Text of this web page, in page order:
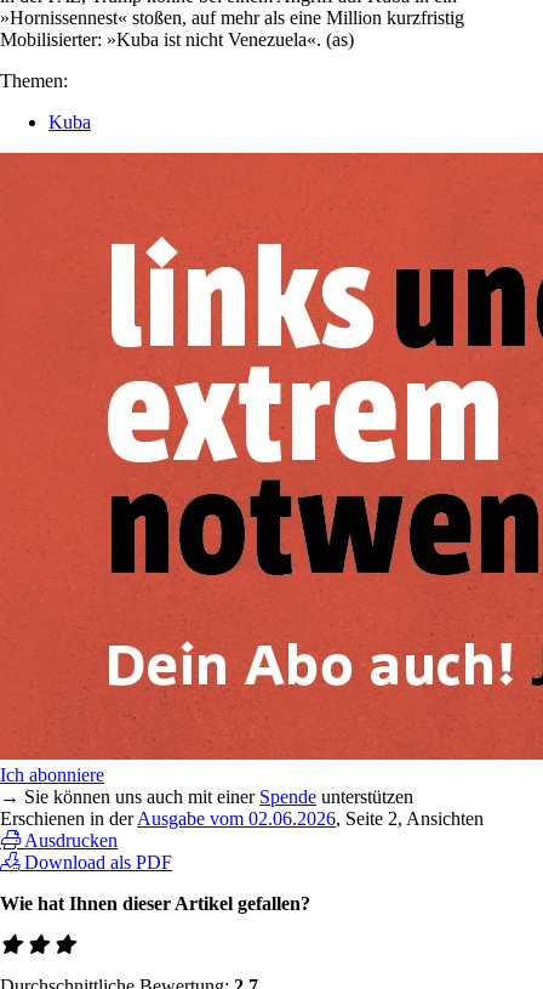
»Hornissennest« stoßen, auf mehr als eine Million kurzfristig
Mobilisierter: »Kuba ist nicht Venezuela«. (as)
Themen:
Kuba
Ich abonniere
→ Sie können uns auch mit einer Spende unterstützen
Erschienen in derAusgabe vom 02.06.2026, Seite 2, Ansichten
Ausdrucken
Download als PDF
Wie hat Ihnen dieser Artikel gefallen?